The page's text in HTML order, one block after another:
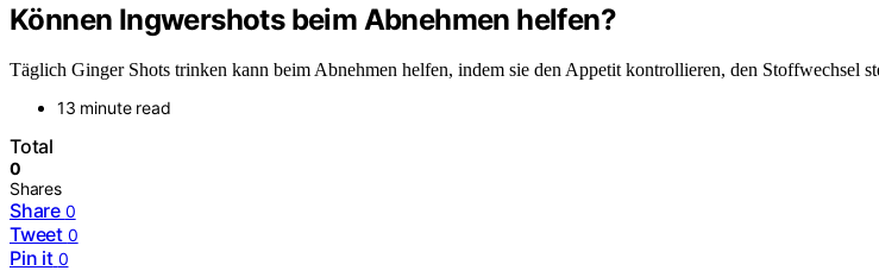
Können Ingwershots beim Abnehmen helfen?
Täglich Ginger Shots trinken kann beim Abnehmen helfen, indem sie den Appetit kontrollieren, den Stoffwechsel
13 minute read
Total
0
Shares
Share 0
Tweet 0
Pin it 0